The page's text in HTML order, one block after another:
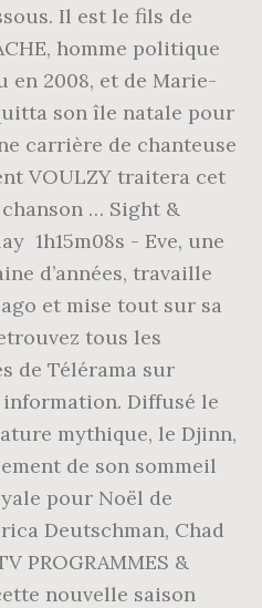
Il est le fils de
homme politique
en 2008, et de Marie-
son île natale pour
carrière de chanteuse
VOULZY traitera cet
… Sight &
1h15m08s - Eve, une
d’années, travaille
et mise tout sur sa
tous les
de Télérama sur
Diffusé le
mythique, le Djinn,
de son sommeil
pour Noël de
Deutschman, Chad
PROGRAMMES &
nouvelle saison